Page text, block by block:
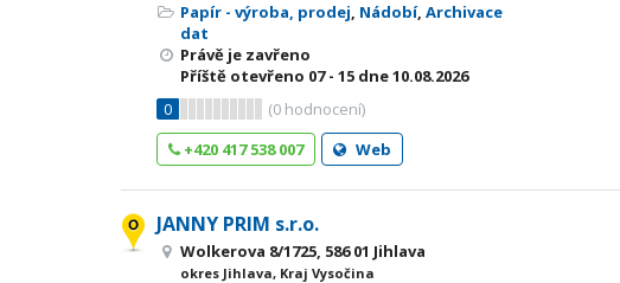
Papír - výroba, prodej, Nádobí, Archivace
dat
Právě je zavřeno
Příště otevřeno 07 - 15 dne 10.08.2026
0
(0 hodnocení)
+420 417 538 007
Web
JANNY PRIM s.r.o.
Wolkerova 8/1725, 586 01 Jihlava
okres Jihlava, Kraj Vysočina